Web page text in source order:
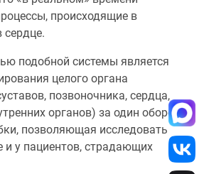
происходящие в
сердце.
подобной системы является
целого органа
позвоночника, сердца,
органов) за один оборот
позволяющая исследовать
и у пациентов, страдающих